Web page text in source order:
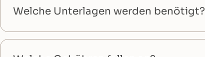
Welche Unterlagen werden benötigt?